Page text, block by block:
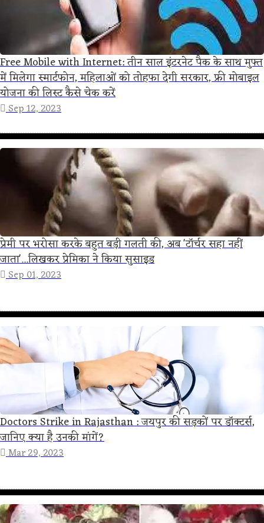
Free Mobile with Internet: तीन साल इंटरनेट पैक के साथ मुफ्त
में मिलेगा स्मार्टफोन, महिलाओं को तोहफा देगी सरकार, फ्री मोबाइल
योजना की लिस्ट कैसे चेक करें
Sep 12, 2023
प्रेमी पर भरोसा करके बहुत बड़ी गलती की, अब 'टॉर्चर सहा नहीं
जाता'...लिखकर प्रेमिका ने किया सुसाइड
Sep 01, 2023
Doctors Strike in Rajasthan : जयपुर की सड़कों पर डॉक्टर्स,
जानिए क्या है उनकी मांगें?
Mar 29, 2023